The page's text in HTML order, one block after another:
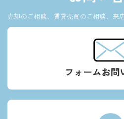
売却のご相談、賃貸売買のご相談、来